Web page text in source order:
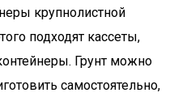
крупнолистной
подходят кассеты,
Грунт можно
самостоятельно,